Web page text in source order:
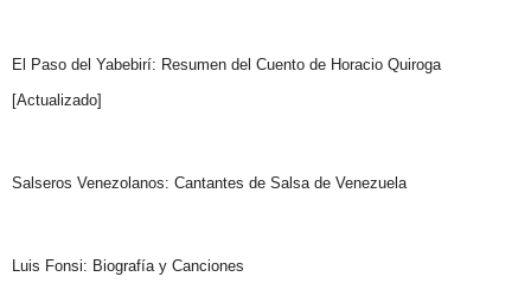
El Paso del Yabebirí: Resumen del Cuento de Horacio Quiroga
[Actualizado]
Salseros Venezolanos: Cantantes de Salsa de Venezuela
Luis Fonsi: Biografía y Canciones